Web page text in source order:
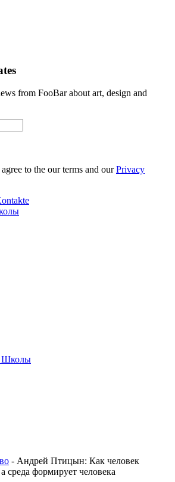
from FooBar about art, design and
to the our terms and ourPrivacy
- Андрей Птицын: Как человек
среда формирует человека